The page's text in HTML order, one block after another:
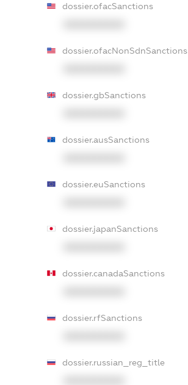
dossier.ofacSanctions
dossier.ofacNonSdnSanctions
dossier.gbSanctions
dossier.ausSanctions
dossier.euSanctions
dossier.japanSanctions
dossier.canadaSanctions
dossier.rfSanctions
dossier.russian_reg_title